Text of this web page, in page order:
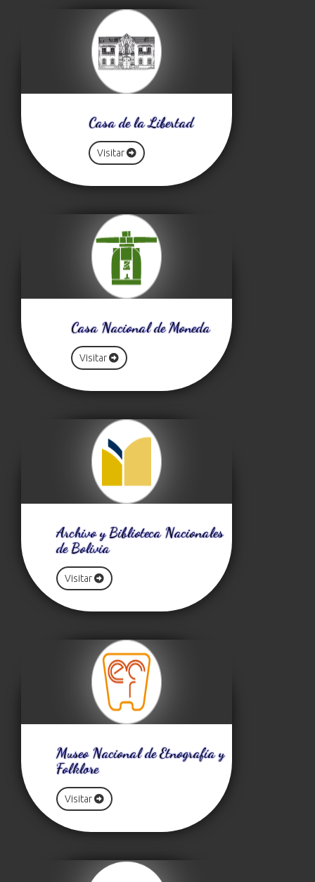
Casa de la Libertad
Visitar
Casa Nacional de Moneda
Visitar
Archivo y Biblioteca Nacionales
de Bolivia
Visitar
Museo Nacional de Etnografía y
Folklore
Visitar